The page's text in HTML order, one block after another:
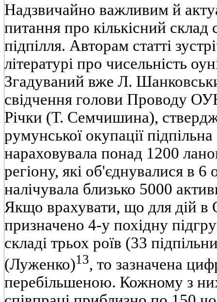
Надзвичайно важливим й
питання про кількісний склад
підпілля. Авторам статті
літературі про чисельність
Згадуваний вже Л.
свідчення голови Проводу
Річки (Т. Семчишина),
румунської окупації
нараховувала понад 1200
регіону, які об'єднувалися в 6
налічувала близько 5000
Якщо врахувати, що для дій в
призначено 4-у похідну
складі трьох роїв (33
(Луженко)13, то зазначена
перебільшеною. Кожному з